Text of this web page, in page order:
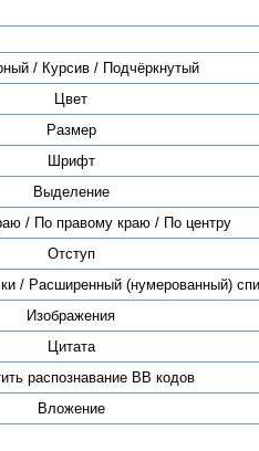
/ Курсив / Подчёркнутый
Цвет
Размер
Шрифт
Выделение
/ По правому краю / По центру
Отступ
/ Расширенный (нумерованный)
Изображения
Цитата
распознавание BB кодов
Вложение